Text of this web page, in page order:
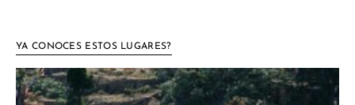
YA CONOCES ESTOS LUGARES?